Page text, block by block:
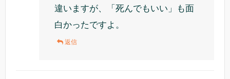
違いますが、「死んでもいい」も面
白かったですよ。
返信